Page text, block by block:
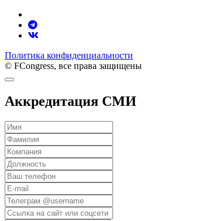
Политика конфиденциальности
© FCongress, все права защищены
Аккредитация СМИ